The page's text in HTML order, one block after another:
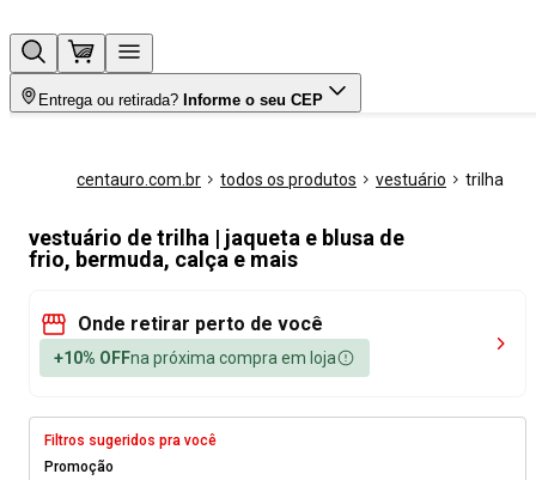
Entrega ou retirada? Informe o seu CEP
centauro.com.br todos os produtos vestuário trilha
vestuário de trilha | jaqueta e blusa de
frio, bermuda, calça e mais
Onde retirar perto de você
+10% OFFna próxima compra em loja
Filtros sugeridos pra você
Promoção